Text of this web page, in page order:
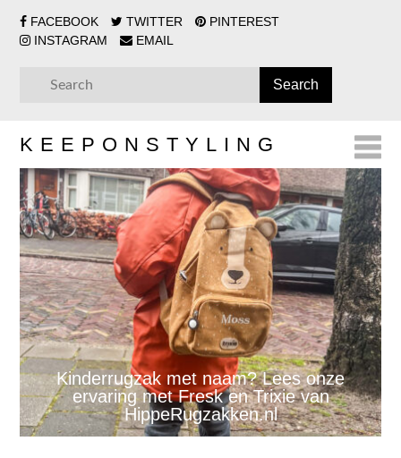
FACEBOOK TWITTER
PINTEREST
INSTAGRAM
EMAIL
KEEPONSTYLING
Kinderrugzak met naam? Lees onze
ervaring met Fresk en Trixie van
HippeRugzakken.nl